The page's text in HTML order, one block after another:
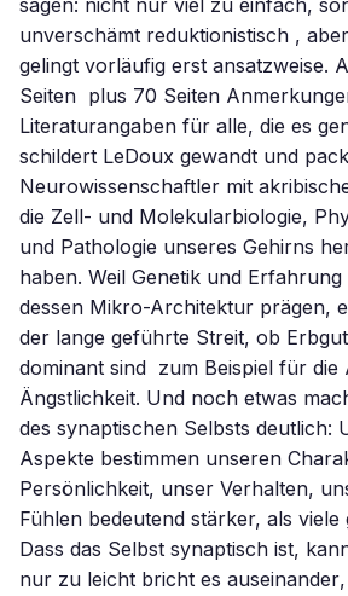
sagen: nicht nur viel zu einfach,
unverschämt reduktionistisch ,
gelingt vorläufig erst ansatzweise.
Seiten  plus 70 Seiten
Literaturangaben für alle, die es
schildert LeDoux gewandt und
Neurowissenschaftler mit
die Zell- und Molekularbiologie,
und Pathologie unseres Gehirns
haben. Weil Genetik und
dessen Mikro-Architektur prägen,
der lange geführte Streit, ob
dominant sind  zum Beispiel für
Ängstlichkeit. Und noch etwas
des synaptischen Selbsts deutlich:
Aspekte bestimmen unseren
Persönlichkeit, unser Verhalten,
Fühlen bedeutend stärker, als
Dass das Selbst synaptisch ist,
nur zu leicht bricht es